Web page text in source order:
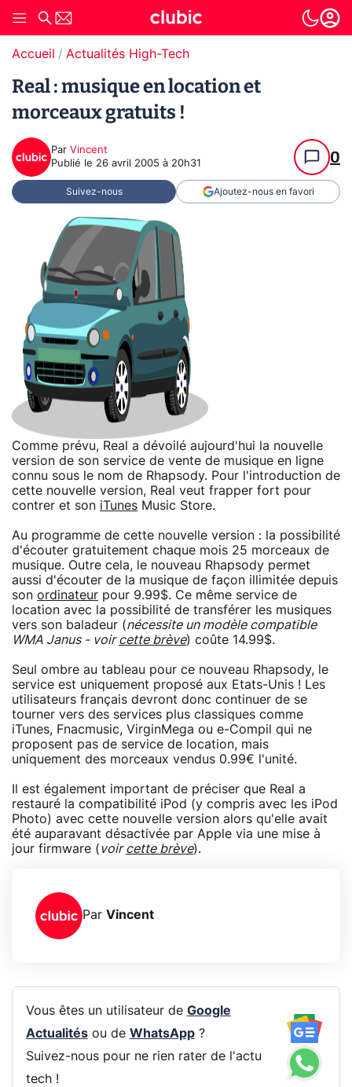
Accueil Actualités High-Tech
Real : musique en location et
morceaux gratuits !
Par Vincent
Publié le 26 avril 2005 à 20h31 0
Suivez-nous Ajoutez-nous en favori
Comme prévu, Real a dévoilé aujourd'hui la nouvelle
version de son service de vente de musique en ligne
connu sous le nom de Rhapsody. Pour l'introduction de
cette nouvelle version, Real veut frapper fort pour
contrer et son iTunes Music Store.
Au programme de cette nouvelle version : la possibilité
d'écouter gratuitement chaque mois 25 morceaux de
musique. Outre cela, le nouveau Rhapsody permet
aussi d'écouter de la musique de façon illimitée depuis
son ordinateur pour 9.99$. Ce même service de
location avec la possibilité de transférer les musiques
vers son baladeur (nécessite un modèle compatible
WMA Janus - voircette brève) coûte 14.99$.
Seul ombre au tableau pour ce nouveau Rhapsody, le
service est uniquement proposé aux Etats-Unis ! Les
utilisateurs français devront donc continuer de se
tourner vers des services plus classiques comme
iTunes, Fnacmusic, VirginMega ou e-Compil qui ne
proposent pas de service de location, mais
uniquement des morceaux vendus 0.99€ l'unité.
Il est également important de préciser que Real a
restauré la compatibilité iPod (y compris avec les iPod
Photo) avec cette nouvelle version alors qu'elle avait
été auparavant désactivée par Apple via une mise à
jour firmware (voircette brève).
Par Vincent
Vous êtes un utilisateur de Google
Actualitésou de WhatsApp?
Suivez-nous pour ne rien rater de l'actu
tech !